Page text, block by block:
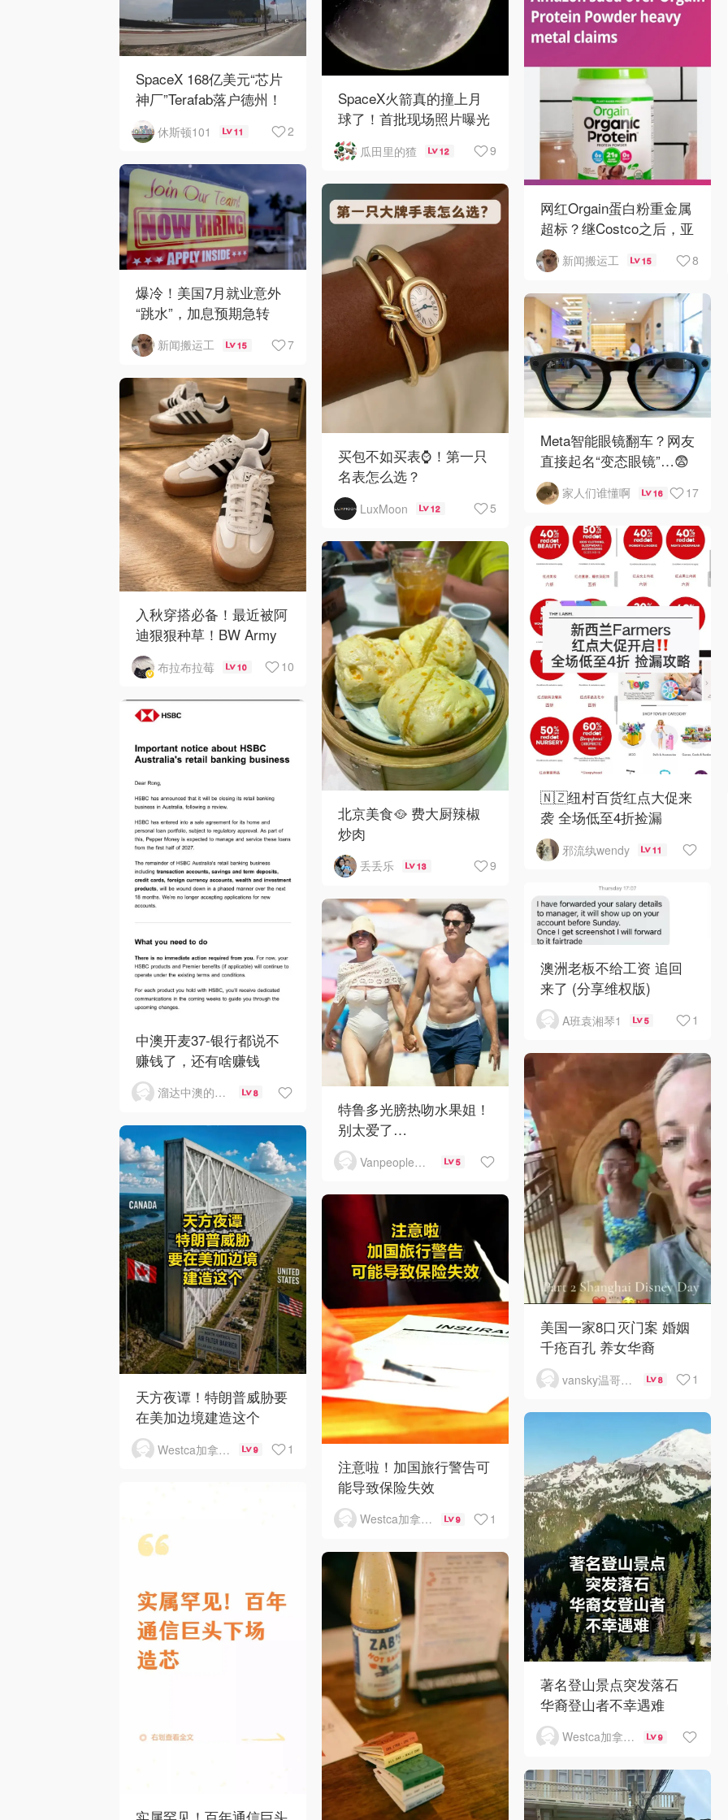
SpaceX 168亿美元“芯片
神厂”Terafab落户德州！
休斯顿101 11 2
SpaceX火箭真的撞上月
球了！首批现场照片曝光
瓜田里的猹 12 9
网红Orgain蛋白粉重金属
超标？继Costco之后，亚
马逊也被告了！
新闻搬运工 15 8
爆冷！美国7月就业意外
“跳水”，加息预期急转
弯！
新闻搬运工 15 7
买包不如买表⌚️！第一只
名表怎么选？
LuxMoon 12 5
Meta智能眼镜翻车？网友
直接起名“变态眼镜”…😨
家人们谁懂啊 16 17
入秋穿搭必备！最近被阿
迪狠狠种草！BW Army
和 Sambae 值得拥有！
布拉布拉莓 10 10
🇳🇿纽村百货红点大促来
袭 全场低至4折捡漏
邪流纨wendy 11
北京美食🥘 费大厨辣椒
炒肉
丢丢乐 13 9
中澳开麦37-银行都说不
赚钱了，还有啥赚钱
溜达中澳的王公子 8
澳洲老板不给工资 追回
来了 (分享维权版)
A班袁湘琴1 5 1
特鲁多光膀热吻水果姐！
别太爱了…
Vanpeople人在温哥华 5
美国一家8口灭门案 婚姻
千疮百孔 养女华裔
vansky温哥华天空 8 1
天方夜谭！特朗普威胁要
在美加边境建造这个
Westca加拿大生活 9 1
注意啦！加国旅行警告可
能导致保险失效
Westca加拿大生活 9 1
著名登山景点突发落石
华裔登山者不幸遇难
Westca加拿大生活 9